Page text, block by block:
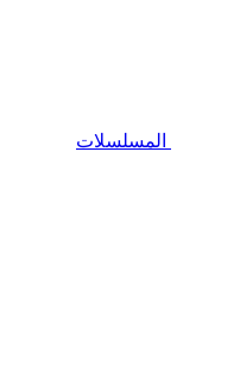
المسلسلات